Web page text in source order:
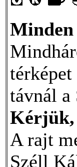
Minden
távnál a
Kérjük,
A rajt
Széll